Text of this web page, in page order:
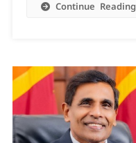
Continue Reading